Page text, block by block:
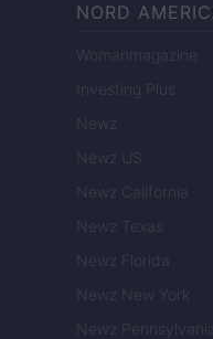
NORD
Womanmagazine
Investing Plus
Newz
Newz US
Newz California
Newz Texas
Newz Florida
Newz New York
Newz Pennsylvania